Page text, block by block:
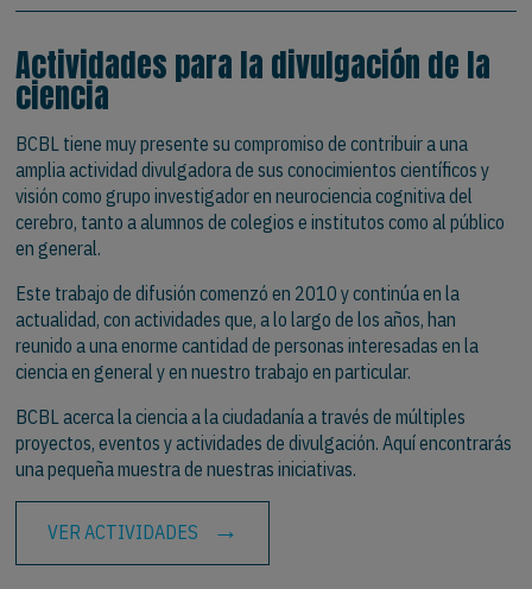
Actividades para la divulgación de la
ciencia
BCBL tiene muy presente su compromiso de contribuir a una
amplia actividad divulgadora de sus conocimientos científicos y
visión como grupo investigador en neurociencia cognitiva del
cerebro, tanto a alumnos de colegios e institutos como al público
en general.
Este trabajo de difusión comenzó en 2010 y continúa en la
actualidad, con actividades que, a lo largo de los años, han
reunido a una enorme cantidad de personas interesadas en la
ciencia en general y en nuestro trabajo en particular.
BCBL acerca la ciencia a la ciudadanía a través de múltiples
proyectos, eventos y actividades de divulgación. Aquí encontrarás
una pequeña muestra de nuestras iniciativas.
VER ACTIVIDADES